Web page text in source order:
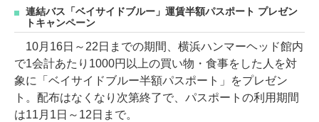
連結バス「ベイサイドブルー」運賃半額パスポート プレゼン
トキャンペーン
10月16日～22日までの期間、横浜ハンマーヘッド館内
で1会計あたり1000円以上の買い物・食事をした人を対
象に「ベイサイドブルー半額パスポート」をプレゼン
ト。配布はなくなり次第終了で、パスポートの利用期間
は11月1日～12日まで。